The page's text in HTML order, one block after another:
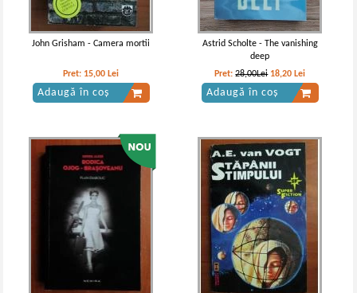
John Grisham - Camera mortii
Pret: 15,00 Lei
Adaugă în coș
Astrid Scholte - The vanishing
deep
Pret:28,00Lei 18,20 Lei
Adaugă în coș